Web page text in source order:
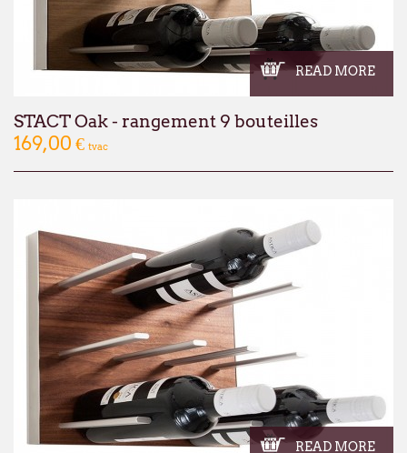
READ MORE
STACT Oak - rangement 9 bouteilles
169,00 € tvac
READ MORE